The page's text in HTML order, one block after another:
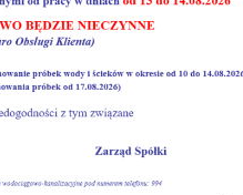
to oznacza
w której